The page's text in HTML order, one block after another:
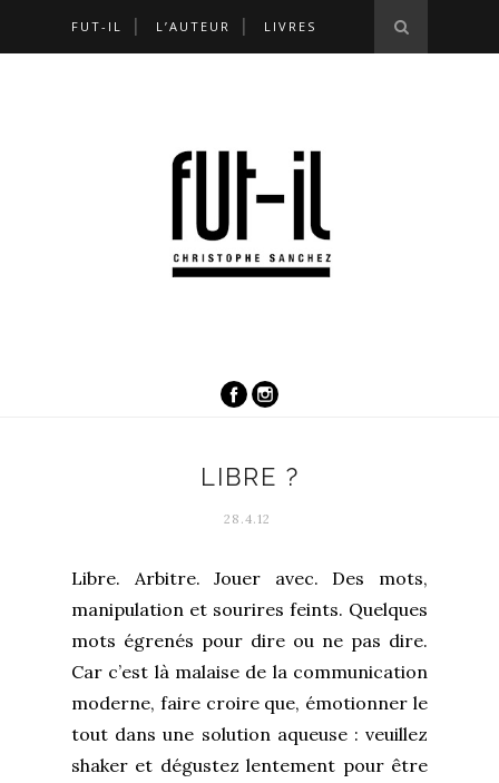
FUT-IL L’AUTEUR LIVRES
LIBRE ?
28.4.12
Libre. Arbitre. Jouer avec. Des mots,
manipulation et sourires feints. Quelques
mots égrenés pour dire ou ne pas dire.
Car c’est là malaise de la communication
moderne, faire croire que, émotionner le
tout dans une solution aqueuse : veuillez
shaker et dégustez lentement pour être